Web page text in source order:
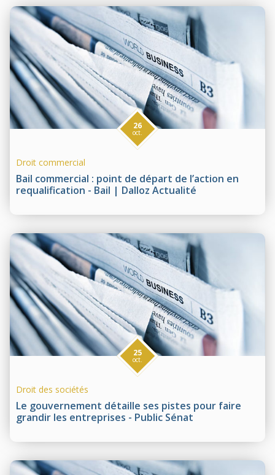
Bail commercial : point de départ de l’action en
requalification - Bail | Dalloz Actualité
26
oct.
Droit commercial
Le gouvernement détaille ses pistes pour faire
grandir les entreprises - Public Sénat
25
oct.
Droit des sociétés